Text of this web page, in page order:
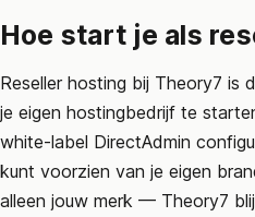
Hoe start je als
Reseller hosting bij Theory7 is
je eigen hostingbedrijf te
white-label DirectAdmin
kunt voorzien van je eigen
alleen jouw merk — Theory7